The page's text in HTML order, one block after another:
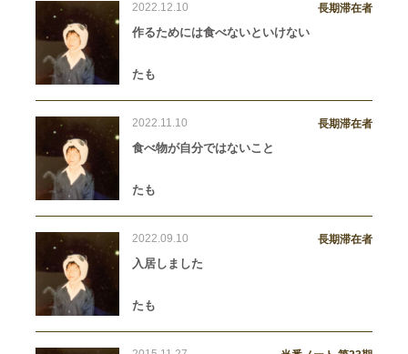
2022.12.10 長期滞在者
作るためには食べないといけない
たも
2022.11.10 長期滞在者
食べ物が自分ではないこと
たも
2022.09.10 長期滞在者
入居しました
たも